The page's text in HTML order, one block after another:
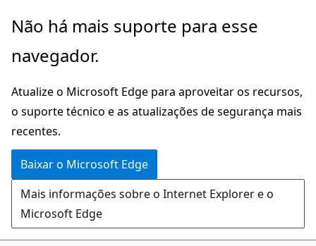
Pular
o
principal
Não há mais suporte para esse
navegador.
Atualize o Microsoft Edge para aproveitar os recursos,
o suporte técnico e as atualizações de segurança mais
recentes.
Baixar o Microsoft Edge
Mais informações sobre o Internet Explorer e o
Microsoft Edge